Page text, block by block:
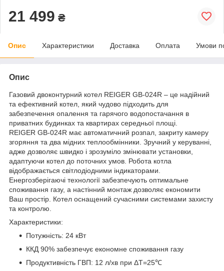
21 499 ₴
Опис Характеристики Доставка Оплата Умови
Опис
Газовий двоконтурний котел REIGER GB-024R – це надійний
та ефективний котел, який чудово підходить для
забезпечення опалення та гарячого водопостачання в
приватних будинках та квартирах середньої площі.
REIGER GB-024R має автоматичний розпал, закриту камеру
згоряння та два мідних теплообмінники. Зручний у керуванні,
адже дозволяє швидко і зрозуміло змінювати установки,
адаптуючи котел до поточних умов. Робота котла
відображається світлодіодними індикаторами.
Енергозберігаючі технології забезпечують оптимальне
споживання газу, а настінний монтаж дозволяє економити
Ваш простір. Котел оснащений сучасними системами захисту
та контролю.
Характеристики:
Потужність: 24 кВт
ККД 90% забезпечує економне споживання газу
Продуктивність ГВП: 12 л/хв при ΔT=25℃